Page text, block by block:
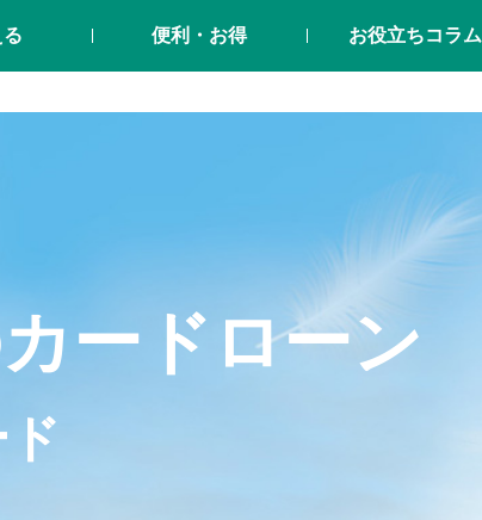
便利・お得 お役立ちコラム
ードローン